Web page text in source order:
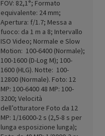
FOV: 82,1°; Formato
equivalente: 24 mm;
Apertura: f/1.7; Messa a
fuoco: da 1 m a 8; Intervallo
ISO Video; Normale e Slow
Motion: 100-6400 (Normale);
100-1600 (D-Log M); 100-
1600 (HLG). Notte: 100-
12800 (Normale). Foto: 12
MP: 100-6400 48 MP: 100-
3200; Velocità
dell’otturatore Foto da 12
MP: 1/16000-2 s (2,5-8 s per
lunga esposizione lunga);